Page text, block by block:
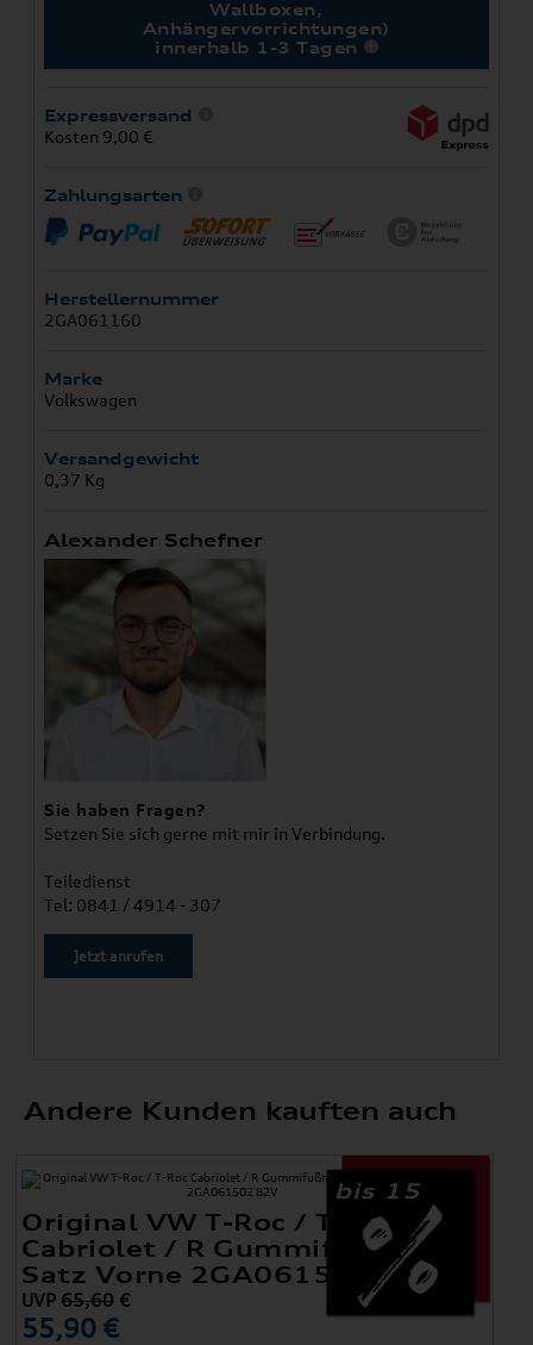
Wallboxen,
Anhängervorrichtungen)
innerhalb 1-3 Tagen
Expressversand
Kosten 9,00 €
Zahlungsarten
Herstellernummer
2GA061160
Marke
Volkswagen
Versandgewicht
0,37 Kg
Alexander Schefner
Sie haben Fragen?
Setzen Sie sich gerne mit mir in Verbindung.
Teiledienst
Tel: 0841 / 4914 - 307
Jetzt anrufen
Andere Kunden kauften auch
bis 15
Original VW T-Roc / T-Roc
Cabriolet / R Gummifußmatten
Satz Vorne 2GA061502 82V
UVP65,60 €
55,90 €